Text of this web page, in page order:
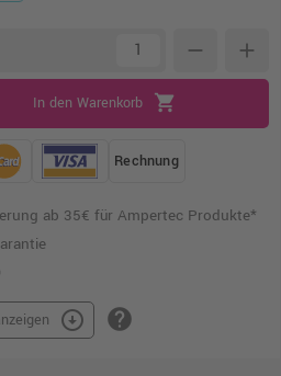
remove add
In den Warenkorb shopping_cart
Rechnung
ab 35€ für Ampertec Produkte*
arrow_circle_down help